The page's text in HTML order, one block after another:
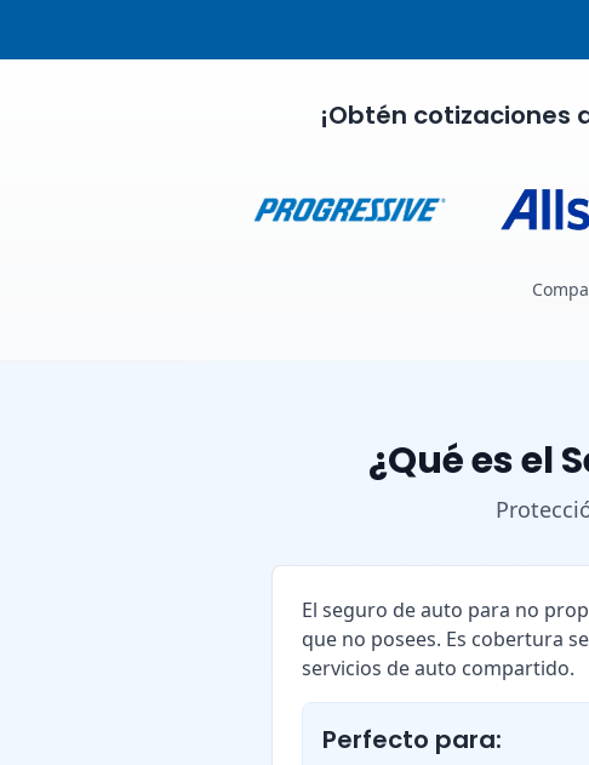
¡Obtén
¿Qué es el
El seguro de auto para no
que no posees. Es cobertura
servicios de auto compartido.
Perfecto para: